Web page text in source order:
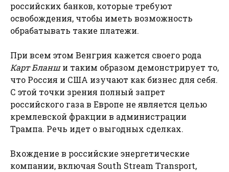
российских банков, которые требуют
освобождения, чтобы иметь возможность
обрабатывать такие платежи.
При всем этом Венгрия кажется своего рода
Карт Бланши таким образом демонстрирует то,
что Россия и США изучают как бизнес для себя.
С этой точки зрения полный запрет
российского газа в Европе не является целью
кремлевской фракции в администрации
Трампа. Речь идет о выгодных сделках.
Вхождение в российские энергетические
компании, включая South Stream Transport,